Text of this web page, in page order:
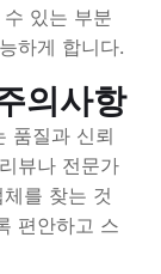
있는 부분
하게 합니다.
의사항
품질과 신뢰
뷰나 전문가
를 찾는 것
편안하고 스